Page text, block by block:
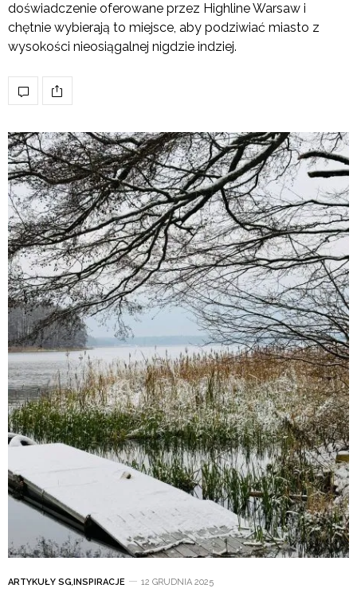
doświadczenie oferowane przez Highline Warsaw i
chętnie wybierają to miejsce, aby podziwiać miasto z
wysokości nieosiągalnej nigdzie indziej.
ARTYKUŁY SG, INSPIRACJE 12 GRUDNIA 2025